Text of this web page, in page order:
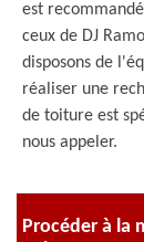
est
ceux de DJ
disposons de
réaliser une
de toiture est
nous appeler.
Procéder à la